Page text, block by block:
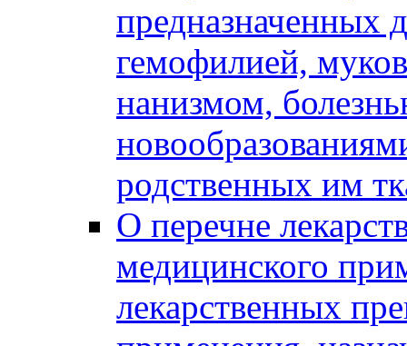
предназначенных
гемофилией,
нанизмом,
родственных им
О перечне
медицинского
лекарственных